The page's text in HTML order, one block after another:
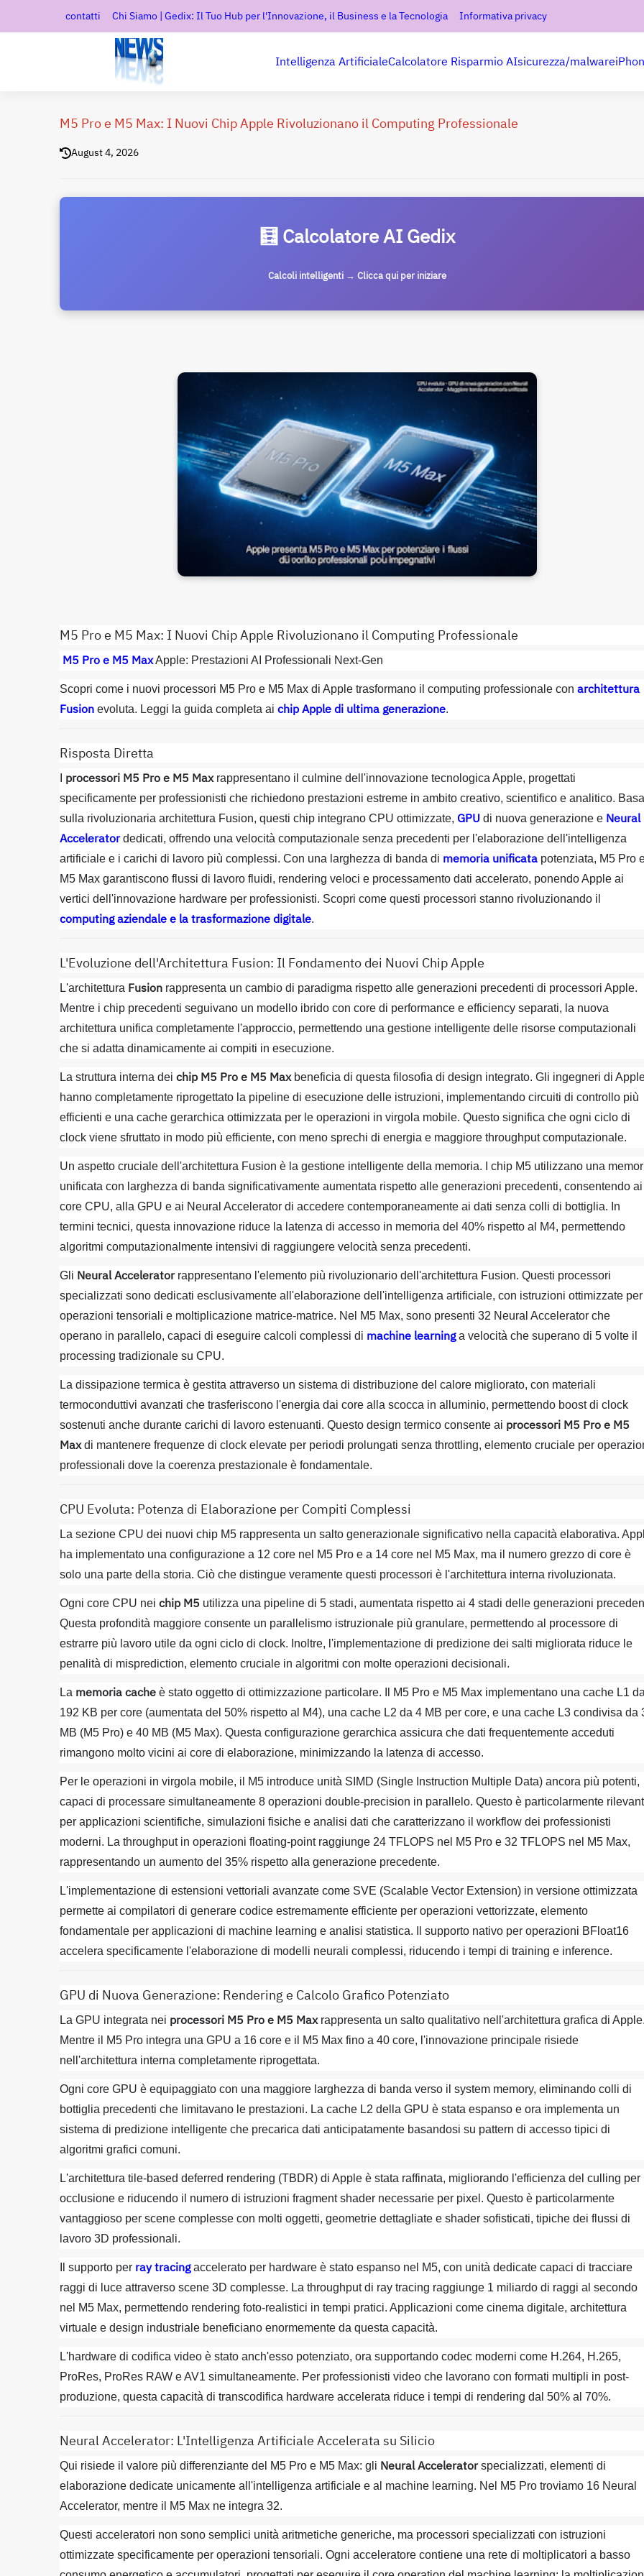
contatti Chi Siamo | Gedix: Il Tuo Hub per l'Innovazione, il Business e la Tecnologia Informativa privacy
Intelligenza ArtificialeCalcolatore Risparmio AIsicurezza/malware
M5 Pro e M5 Max: I Nuovi Chip Apple Rivoluzionano il Computing Professionale
August 4, 2026
🧮 Calcolatore AI Gedix
Calcoli intelligenti → Clicca qui per iniziare
M5 Pro e M5 Max: I Nuovi Chip Apple Rivoluzionano il Computing Professionale
M5 Pro e M5 MaxApple: Prestazioni AI Professionali Next-Gen
Scopri come i nuovi processori M5 Pro e M5 Max di Apple trasformano il computing professionale con architettura
Fusion evoluta. Leggi la guida completa ai chip Apple di ultima generazione.
Risposta Diretta
processori M5 Pro e M5 Maxrappresentano il culmine dell'innovazione tecnologica Apple, progettati
specificamente per professionisti che richiedono prestazioni estreme in ambito creativo, scientifico e analitico.
sulla rivoluzionaria architettura Fusion, questi chip integrano CPU ottimizzate, GPU di nuova generazione e Neural
Acceleratordedicati, offrendo una velocità computazionale senza precedenti per l'elaborazione dell'intelligenza
artificiale e i carichi di lavoro più complessi. Con una larghezza di banda di memoria unificata potenziata, M5 Pro
M5 Max garantiscono flussi di lavoro fluidi, rendering veloci e processamento dati accelerato, ponendo Apple ai
vertici dell'innovazione hardware per professionisti. Scopri come questi processori stanno rivoluzionando il
computing aziendale e la trasformazione digitale.
L'Evoluzione dell'Architettura Fusion: Il Fondamento dei Nuovi Chip Apple
L'architettura Fusion rappresenta un cambio di paradigma rispetto alle generazioni precedenti di processori Apple.
Mentre i chip precedenti seguivano un modello ibrido con core di performance e efficiency separati, la nuova
architettura unifica completamente l'approccio, permettendo una gestione intelligente delle risorse computazionali
che si adatta dinamicamente ai compiti in esecuzione.
La struttura interna dei chip M5 Pro e M5 Maxbeneficia di questa filosofia di design integrato. Gli ingegneri di
hanno completamente riprogettato la pipeline di esecuzione delle istruzioni, implementando circuiti di controllo più
efficienti e una cache gerarchica ottimizzata per le operazioni in virgola mobile. Questo significa che ogni ciclo di
clock viene sfruttato in modo più efficiente, con meno sprechi di energia e maggiore throughput computazionale.
Un aspetto cruciale dell'architettura Fusion è la gestione intelligente della memoria. I chip M5 utilizzano una
unificata con larghezza di banda significativamente aumentata rispetto alle generazioni precedenti, consentendo ai
core CPU, alla GPU e ai Neural Accelerator di accedere contemporaneamente ai dati senza colli di bottiglia. In
termini tecnici, questa innovazione riduce la latenza di accesso in memoria del 40% rispetto al M4, permettendo
algoritmi computazionalmente intensivi di raggiungere velocità senza precedenti.
Gli Neural Acceleratorrappresentano l'elemento più rivoluzionario dell'architettura Fusion. Questi processori
specializzati sono dedicati esclusivamente all'elaborazione dell'intelligenza artificiale, con istruzioni ottimizzate per
operazioni tensoriali e moltiplicazione matrice-matrice. Nel M5 Max, sono presenti 32 Neural Accelerator che
operano in parallelo, capaci di eseguire calcoli complessi di machine learninga velocità che superano di 5 volte il
processing tradizionale su CPU.
La dissipazione termica è gestita attraverso un sistema di distribuzione del calore migliorato, con materiali
termoconduttivi avanzati che trasferiscono l'energia dai core alla scocca in alluminio, permettendo boost di clock
sostenuti anche durante carichi di lavoro estenuanti. Questo design termico consente ai processori M5 Pro e M5
Maxdi mantenere frequenze di clock elevate per periodi prolungati senza throttling, elemento cruciale per
professionali dove la coerenza prestazionale è fondamentale.
CPU Evoluta: Potenza di Elaborazione per Compiti Complessi
La sezione CPU dei nuovi chip M5 rappresenta un salto generazionale significativo nella capacità elaborativa.
ha implementato una configurazione a 12 core nel M5 Pro e a 14 core nel M5 Max, ma il numero grezzo di core è
solo una parte della storia. Ciò che distingue veramente questi processori è l'architettura interna rivoluzionata.
Ogni core CPU nei chip M5 utilizza una pipeline di 5 stadi, aumentata rispetto ai 4 stadi delle generazioni
Questa profondità maggiore consente un parallelismo istruzionale più granulare, permettendo al processore di
estrarre più lavoro utile da ogni ciclo di clock. Inoltre, l'implementazione di predizione dei salti migliorata riduce le
penalità di misprediction, elemento cruciale in algoritmi con molte operazioni decisionali.
La memoria cache è stato oggetto di ottimizzazione particolare. Il M5 Pro e M5 Max implementano una cache L1
192 KB per core (aumentata del 50% rispetto al M4), una cache L2 da 4 MB per core, e una cache L3 condivisa da
MB (M5 Pro) e 40 MB (M5 Max). Questa configurazione gerarchica assicura che dati frequentemente acceduti
rimangono molto vicini ai core di elaborazione, minimizzando la latenza di accesso.
Per le operazioni in virgola mobile, il M5 introduce unità SIMD (Single Instruction Multiple Data) ancora più potenti,
capaci di processare simultaneamente 8 operazioni double-precision in parallelo. Questo è particolarmente
per applicazioni scientifiche, simulazioni fisiche e analisi dati che caratterizzano il workflow dei professionisti
moderni. La throughput in operazioni floating-point raggiunge 24 TFLOPS nel M5 Pro e 32 TFLOPS nel M5 Max,
rappresentando un aumento del 35% rispetto alla generazione precedente.
L'implementazione di estensioni vettoriali avanzate come SVE (Scalable Vector Extension) in versione ottimizzata
permette ai compilatori di generare codice estremamente efficiente per operazioni vettorizzate, elemento
fondamentale per applicazioni di machine learning e analisi statistica. Il supporto nativo per operazioni BFloat16
accelera specificamente l'elaborazione di modelli neurali complessi, riducendo i tempi di training e inference.
GPU di Nuova Generazione: Rendering e Calcolo Grafico Potenziato
La GPU integrata nei processori M5 Pro e M5 Maxrappresenta un salto qualitativo nell'architettura grafica di
Mentre il M5 Pro integra una GPU a 16 core e il M5 Max fino a 40 core, l'innovazione principale risiede
nell'architettura interna completamente riprogettata.
Ogni core GPU è equipaggiato con una maggiore larghezza di banda verso il system memory, eliminando colli di
bottiglia precedenti che limitavano le prestazioni. La cache L2 della GPU è stata espanso e ora implementa un
sistema di predizione intelligente che precarica dati anticipatamente basandosi su pattern di accesso tipici di
algoritmi grafici comuni.
L'architettura tile-based deferred rendering (TBDR) di Apple è stata raffinata, migliorando l'efficienza del culling per
occlusione e riducendo il numero di istruzioni fragment shader necessarie per pixel. Questo è particolarmente
vantaggioso per scene complesse con molti oggetti, geometrie dettagliate e shader sofisticati, tipiche dei flussi di
lavoro 3D professionali.
Il supporto per ray tracingaccelerato per hardware è stato espanso nel M5, con unità dedicate capaci di tracciare
raggi di luce attraverso scene 3D complesse. La throughput di ray tracing raggiunge 1 miliardo di raggi al secondo
nel M5 Max, permettendo rendering foto-realistici in tempi pratici. Applicazioni come cinema digitale, architettura
virtuale e design industriale beneficiano enormemente da questa capacità.
L'hardware di codifica video è stato anch'esso potenziato, ora supportando codec moderni come H.264, H.265,
ProRes, ProRes RAW e AV1 simultaneamente. Per professionisti video che lavorano con formati multipli in post-
produzione, questa capacità di transcodifica hardware accelerata riduce i tempi di rendering dal 50% al 70%.
Neural Accelerator: L'Intelligenza Artificiale Accelerata su Silicio
Qui risiede il valore più differenziante del M5 Pro e M5 Max: gli Neural Acceleratorspecializzati, elementi di
elaborazione dedicate unicamente all'intelligenza artificiale e al machine learning. Nel M5 Pro troviamo 16 Neural
Accelerator, mentre il M5 Max ne integra 32.
Questi acceleratori non sono semplici unità aritmetiche generiche, ma processori specializzati con istruzioni
ottimizzate specificamente per operazioni tensoriali. Ogni acceleratore contiene una rete di moltiplicatori a basso